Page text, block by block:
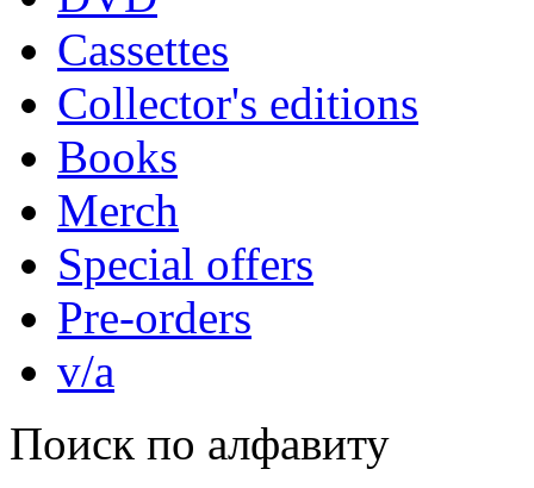
Cassettes
Collector's editions
Books
Merch
Special offers
Pre-orders
v/a
Поиск по алфавиту